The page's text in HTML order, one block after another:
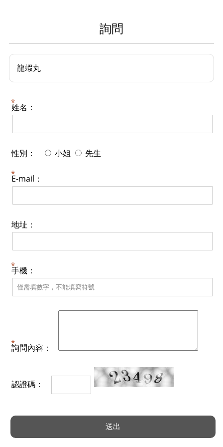
詢問
龍蝦丸
姓名：
性別： 小姐 先生
E-mail：
地址：
手機：
詢問內容：
認證碼：